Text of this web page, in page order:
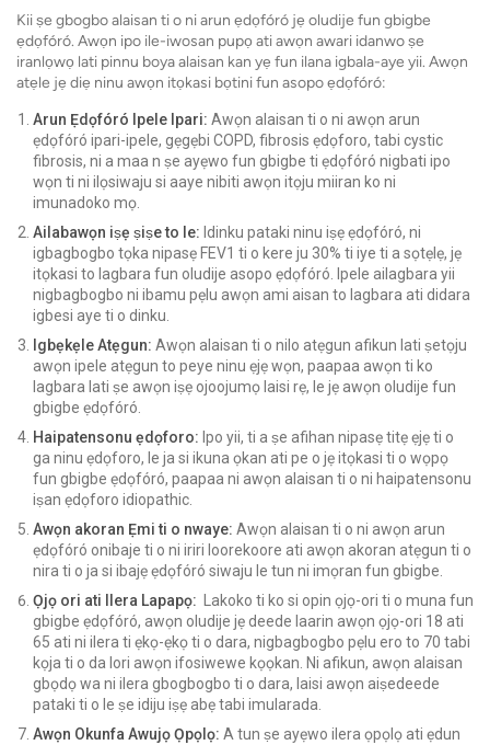
Kii ṣe gbogbo alaisan ti o ni arun ẹdọfóró jẹ oludije fun gbigbe
ẹdọfóró. Awọn ipo ile-iwosan pupọ ati awọn awari idanwo ṣe
iranlọwọ lati pinnu boya alaisan kan yẹ fun ilana igbala-aye yii. Awọn
atẹle jẹ diẹ ninu awọn itọkasi bọtini fun asopo ẹdọfóró:
Arun Ẹdọfóró Ipele Ipari: Awọn alaisan ti o ni awọn arun
ẹdọfóró ipari-ipele, gẹgẹbi COPD, fibrosis ẹdọforo, tabi cystic
fibrosis, ni a maa n ṣe ayẹwo fun gbigbe ti ẹdọfóró nigbati ipo
wọn ti ni ilọsiwaju si aaye nibiti awọn itọju miiran ko ni
imunadoko mọ.
Ailabawọn iṣẹ ṣiṣe to le: Idinku pataki ninu iṣẹ ẹdọfóró, ni
igbagbogbo tọka nipasẹ FEV1 ti o kere ju 30% ti iye ti a sọtẹlẹ, jẹ
itọkasi to lagbara fun oludije asopo ẹdọfóró. Ipele ailagbara yii
nigbagbogbo ni ibamu pẹlu awọn ami aisan to lagbara ati didara
igbesi aye ti o dinku.
Igbẹkẹle Atẹgun: Awọn alaisan ti o nilo atẹgun afikun lati ṣetọju
awọn ipele atẹgun to peye ninu ẹjẹ wọn, paapaa awọn ti ko
lagbara lati ṣe awọn iṣẹ ojoojumọ laisi rẹ, le jẹ awọn oludije fun
gbigbe ẹdọfóró.
Haipatensonu ẹdọforo: Ipo yii, ti a ṣe afihan nipasẹ titẹ ẹjẹ ti o
ga ninu ẹdọforo, le ja si ikuna ọkan ati pe o jẹ itọkasi ti o wọpọ
fun gbigbe ẹdọfóró, paapaa ni awọn alaisan ti o ni haipatensonu
iṣan ẹdọforo idiopathic.
Awọn akoran Ẹmi ti o nwaye: Awọn alaisan ti o ni awọn arun
ẹdọfóró onibaje ti o ni iriri loorekoore ati awọn akoran atẹgun ti o
nira ti o ja si ibajẹ ẹdọfóró siwaju le tun ni imọran fun gbigbe.
Ọjọ ori ati Ilera Lapapọ: Lakoko ti ko si opin ọjọ-ori ti o muna fun
gbigbe ẹdọfóró, awọn oludije jẹ deede laarin awọn ọjọ-ori 18 ati
65 ati ni ilera ti ẹkọ-ẹkọ ti o dara, nigbagbogbo pẹlu ero to 70 tabi
kọja ti o da lori awọn ifosiwewe kọọkan. Ni afikun, awọn alaisan
gbọdọ wa ni ilera gbogbogbo ti o dara, laisi awọn aiṣedeede
pataki ti o le ṣe idiju iṣẹ abẹ tabi imularada.
Awọn Okunfa Awujọ Ọpọlọ: A tun ṣe ayẹwo ilera ọpọlọ ati ẹdun